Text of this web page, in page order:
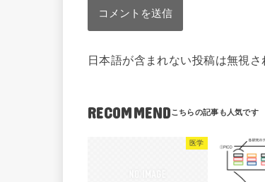
日本語が含まれない投稿は無視
RECOMMEND
医学